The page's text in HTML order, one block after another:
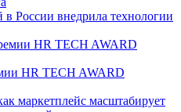
России внедрила технологии
HR TECH AWARD